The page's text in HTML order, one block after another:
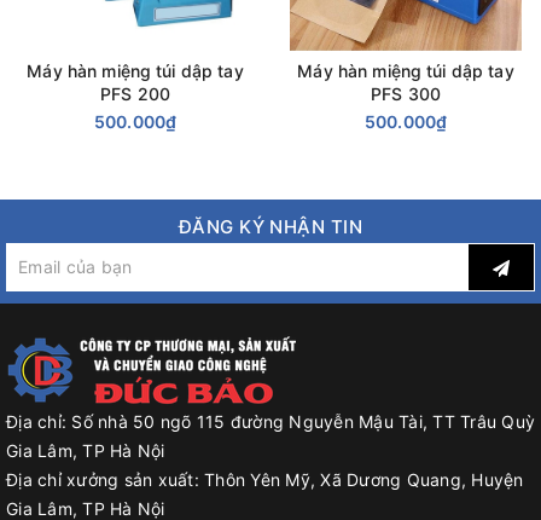
Máy ép túi Nilon nhấn tay M10 có khả năng hàn nhanh giúp
tiết kiệm điện và thời gian làm việc với tốc độ dán túi không bị
hạn chế, chất lượng dán túi rất đáng tin cậy.
Máy ép chặt, đường hàn lớn nhỏ khác nhau, tùy theo nhu cầu
Đây là một sản phẩm được chế tạo thông minh, kích thước
nhỏ gọn, trọng lượng nhẹ, độ thẩm mỹ cao, vận chuyển dễ dàng
và không chiếm nhiều diện tích khi sử dụng.
Máy Ép Miệng Túi Nilon M10-200mm có cơ chế vận hành đơn
giản không bắt buộc công nhân phải có tay nghề.
Mang lại hiệu quả kinh tế cao, tiết kiệm thời gian cho chủ sở
Máy hàn miệng túi dập tay
PFS 200
500.000₫
Máy hàn miệng túi dập tay
PFS 300
500.000₫
ĐĂNG KÝ NHẬN TIN
Địa chỉ: Số nhà 50 ngõ 115 đường Nguyễn Mậu Tài, TT Trâu Quỳ
Gia Lâm, TP Hà Nội
Địa chỉ xưởng sản xuất: Thôn Yên Mỹ, Xã Dương Quang, Huyện
Gia Lâm, TP Hà Nội